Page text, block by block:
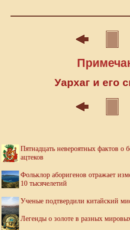
Уархаг и его
Пятнадцать невероятных фактов о
ацтеков
Фольклор аборигенов отражает
10 тысячелетий
Ученые подтвердили китайский
Легенды о золоте в разных